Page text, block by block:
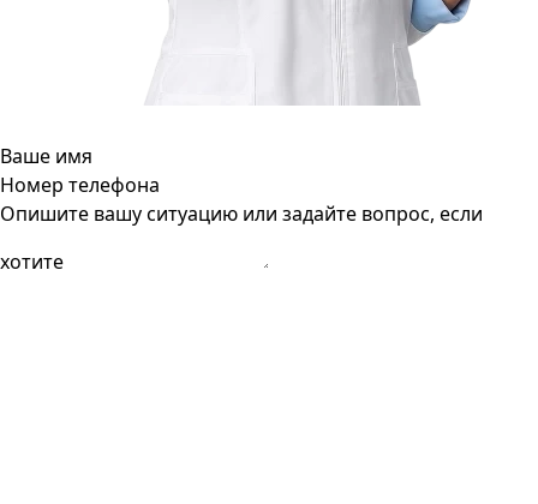
Ваше имя
Номер телефона
Опишите вашу ситуацию или задайте вопрос, если
хотите